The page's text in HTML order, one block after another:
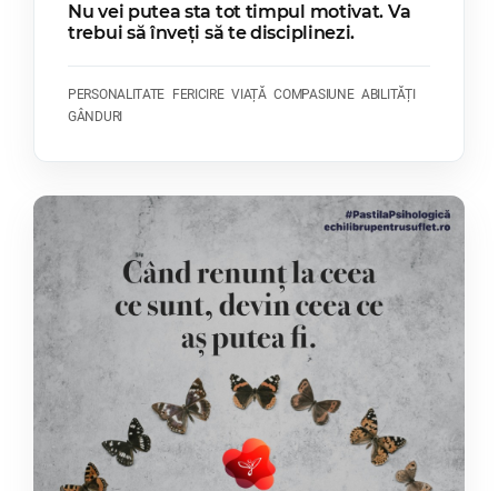
Nu vei putea sta tot timpul motivat. Va
trebui să înveți să te disciplinezi.
PERSONALITATE FERICIRE VIAȚĂ COMPASIUNE ABILITĂȚI
GÂNDURI